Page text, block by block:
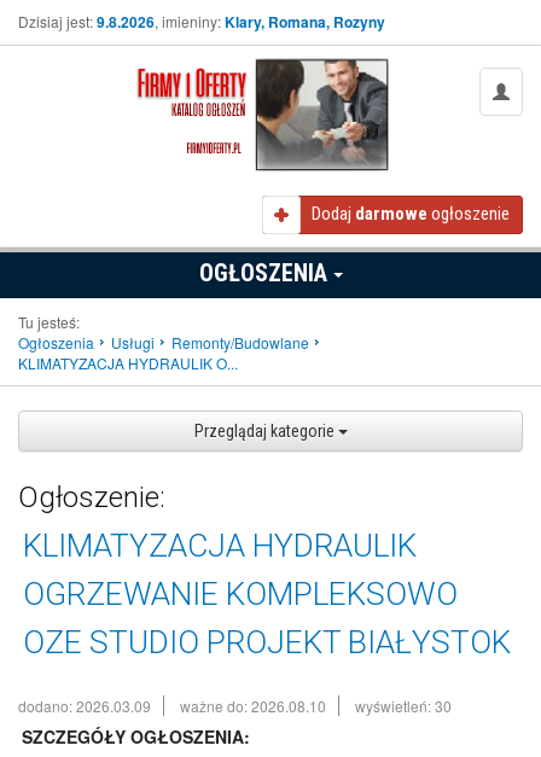
Dzisiaj jest:9.8.2026, imieniny:Klary, Romana, Rozyny
Dodaj darmowe ogłoszenie
OGŁOSZENIA
Tu jesteś:
Ogłoszenia
Usługi
Remonty/Budowlane
KLIMATYZACJA HYDRAULIK O...
Przeglądaj kategorie
Ogłoszenie:
KLIMATYZACJA HYDRAULIK
OGRZEWANIE KOMPLEKSOWO
OZE STUDIO PROJEKT BIAŁYSTOK
dodano: 2026.03.09 ważne do: 2026.08.10 wyświetleń: 30
SZCZEGÓŁY OGŁOSZENIA: